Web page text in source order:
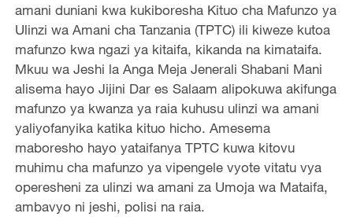
amani duniani kwa kukiboresha Kituo cha Mafunzo ya
Ulinzi wa Amani cha Tanzania (TPTC) ili kiweze kutoa
mafunzo kwa ngazi ya kitaifa, kikanda na kimataifa.
Mkuu wa Jeshi la Anga Meja Jenerali Shabani Mani
alisema hayo Jijini Dar es Salaam alipokuwa akifunga
mafunzo ya kwanza ya raia kuhusu ulinzi wa amani
yaliyofanyika katika kituo hicho. Amesema
maboresho hayo yataifanya TPTC kuwa kitovu
muhimu cha mafunzo ya vipengele vyote vitatu vya
operesheni za ulinzi wa amani za Umoja wa Mataifa,
ambavyo ni jeshi, polisi na raia.